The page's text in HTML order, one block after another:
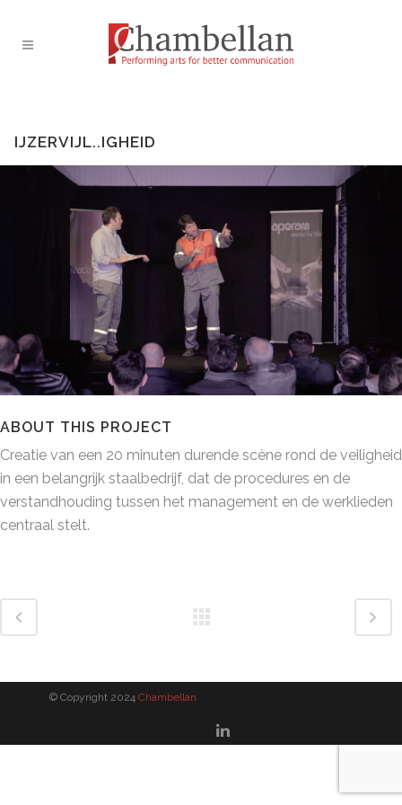
IJZERVIJL..IGHEID
ABOUT THIS PROJECT
Creatie van een 20 minuten durende scène rond de veiligheid
in een belangrijk staalbedrijf, dat de procedures en de
verstandhouding tussen het management en de werklieden
centraal stelt.
© Copyright 2024 Chambellan